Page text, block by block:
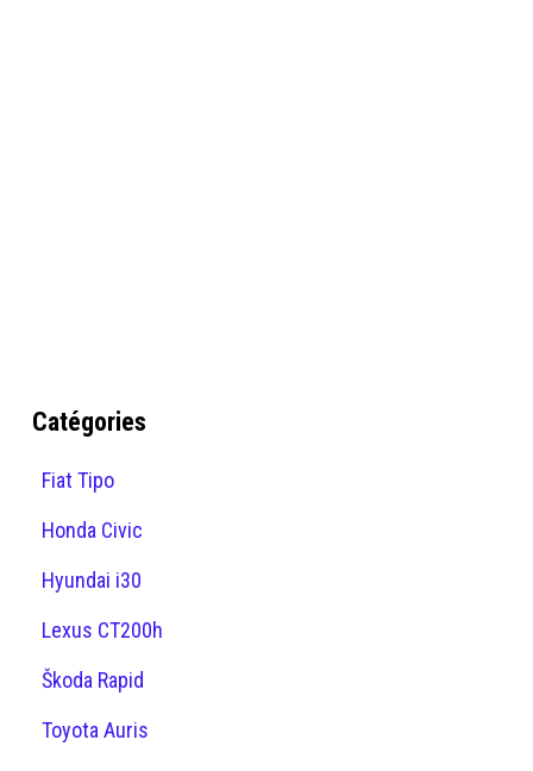
Catégories
Fiat Tipo
Honda Civic
Hyundai i30
Lexus CT200h
Škoda Rapid
Toyota Auris